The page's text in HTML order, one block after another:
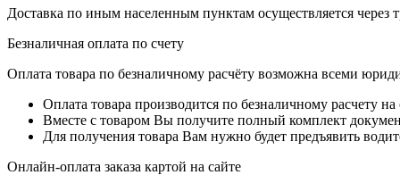
Доставка по иным населенным пунктам осуществляется
Безналичная оплата по счету
Оплата товара по безналичному расчёту возможна всеми
Оплата товара производится по безналичному расчету
Вместе с товаром Вы получите полный комплект
Для получения товара Вам нужно будет предъявить
Онлайн-оплата заказа картой на сайте